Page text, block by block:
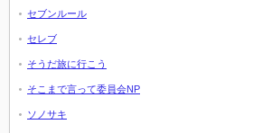
セブンルール
セレブ
そうだ旅に行こう
そこまで言って委員会NP
ソノサキ